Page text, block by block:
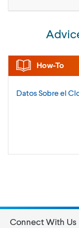
How-To
Datos Sobre el
Connect With Us